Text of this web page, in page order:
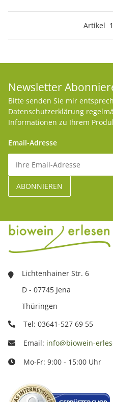
Artikel 1
Newsletter
Bitte senden Sie mir
Datenschutzerklärung
Informationen zu Ihrem
Email-Adresse
Lichtenhainer Str. 6
D - 07745 Jena
Thüringen
Tel: 03641-527 69 55
Email: info@biowein-
Mo-Fr: 9:00 - 15:00 Uhr